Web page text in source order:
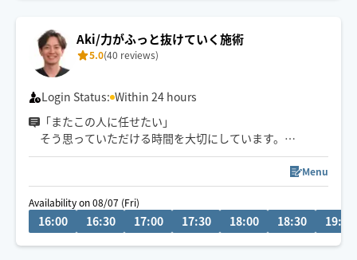
また当日のご予約は最短のお時間の方を優先にさせてい
ただきます。
Aki/力がふっと抜けていく施術
5.0(40 reviews)
Login Status: Within 24 hours
「またこの人に任せたい」
そう思っていただける時間を大切にしています。
はじめまして、プロフィールをご覧いただきまして、あり
“この疲れをどうにかしたい”
そう思った時にふっと力を抜ける特別なひとときをお届
けします。
Menu
Availability on 08/07 (Fri)
16:00 16:30 17:00 17:30 18:00 18:30 19:00